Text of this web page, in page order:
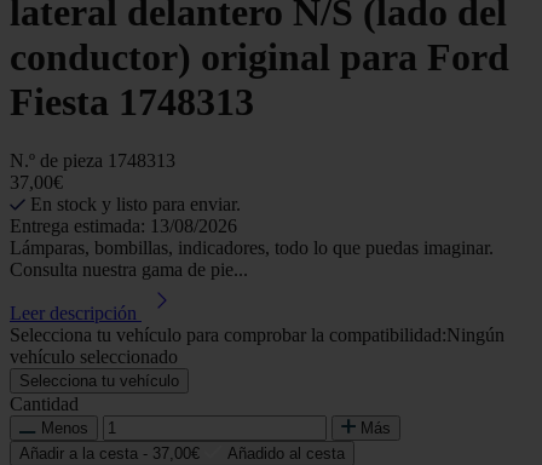
lateral delantero N/S (lado del
conductor) original para Ford
Fiesta 1748313
N.º de pieza 1748313
37,00€
En stock y listo para enviar.
Entrega estimada: 13/08/2026
Lámparas, bombillas, indicadores, todo lo que puedas imaginar.
Consulta nuestra gama de pie...
Leer descripción
Selecciona tu vehículo para comprobar la compatibilidad:Ningún
vehículo seleccionado
Selecciona tu vehículo
Cantidad
Menos
Más
Añadir a la cesta - 37,00€ Añadido al cesta